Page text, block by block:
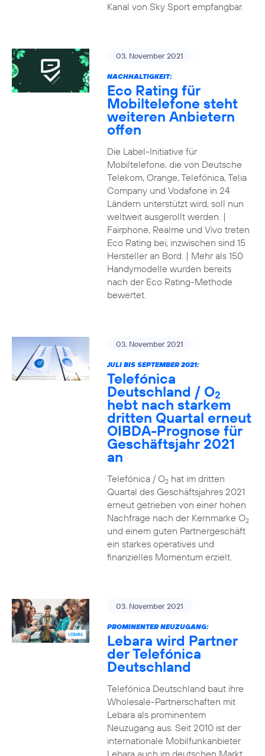
Kanal von Sky Sport empfangbar.
03. November 2021
NACHHALTIGKEIT:
Eco Rating für
Mobiltelefone steht
weiteren Anbietern
offen
Die Label-Initiative für
Mobiltelefone, die von Deutsche
Telekom, Orange, Telefónica, Telia
Company und Vodafone in 24
Ländern unterstützt wird, soll nun
weltweit ausgerollt werden. |
Fairphone, Realme und Vivo treten
Eco Rating bei; inzwischen sind 15
Hersteller an Bord. | Mehr als 150
Handymodelle wurden bereits
nach der Eco Rating-Methode
bewertet.
03. November 2021
JULI BIS SEPTEMBER 2021:
Telefónica
Deutschland / O2
hebt nach starkem
dritten Quartal erneut
OIBDA-Prognose für
Geschäftsjahr 2021
an
Telefónica / O2hat im dritten
Quartal des Geschäftsjahres 2021
erneut getrieben von einer hohen
Nachfrage nach der Kernmarke O2
und einem guten Partnergeschäft
ein starkes operatives und
finanzielles Momentum erzielt.
03. November 2021
PROMINENTER NEUZUGANG:
Lebara wird Partner
der Telefónica
Deutschland
Telefónica Deutschland baut ihre
Wholesale-Partnerschaften mit
Lebara als prominentem
Neuzugang aus. Seit 2010 ist der
internationale Mobilfunkanbieter
Lebara auch im deutschen Markt